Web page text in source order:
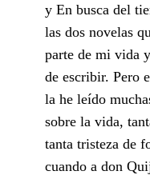
y En busca del
las dos novelas
parte de mi vida
de escribir. Pero
la he leído
sobre la vida,
tanta tristeza de
cuando a don